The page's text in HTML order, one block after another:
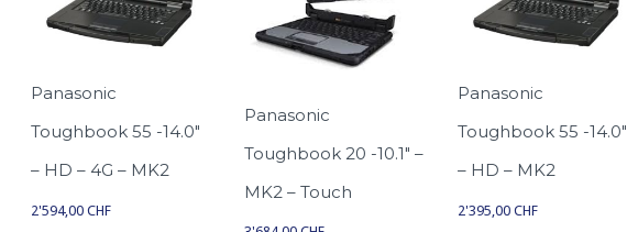
5
4.
0″
Panasonic
Toughbook 55 -14.0″
– HD – 4G – MK2
2'594,00 CHF
Panasonic
Toughbook 20 -10.1″ –
MK2 – Touch
Panasonic
Toughbook 55 -14.0″
– HD – MK2
2'395,00 CHF